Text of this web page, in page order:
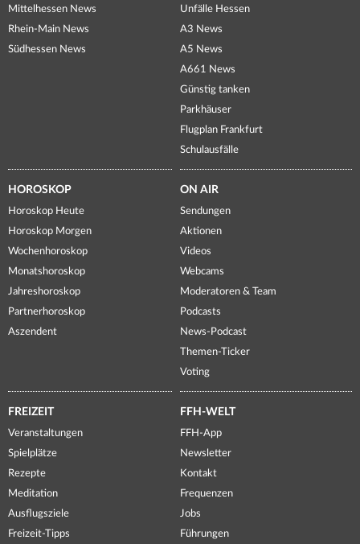
Mittelhessen News
Rhein-Main News
Südhessen News
Unfälle Hessen
A3 News
A5 News
A661 News
Günstig tanken
Parkhäuser
Flugplan Frankfurt
Schulausfälle
HOROSKOP
Horoskop Heute
Horoskop Morgen
Wochenhoroskop
Monatshoroskop
Jahreshoroskop
Partnerhoroskop
Aszendent
ON AIR
Sendungen
Aktionen
Videos
Webcams
Moderatoren & Team
Podcasts
News-Podcast
Themen-Ticker
Voting
FREIZEIT
Veranstaltungen
Spielplätze
Rezepte
Meditation
Ausflugsziele
Freizeit-Tipps
FFH-WELT
FFH-App
Newsletter
Kontakt
Frequenzen
Jobs
Führungen